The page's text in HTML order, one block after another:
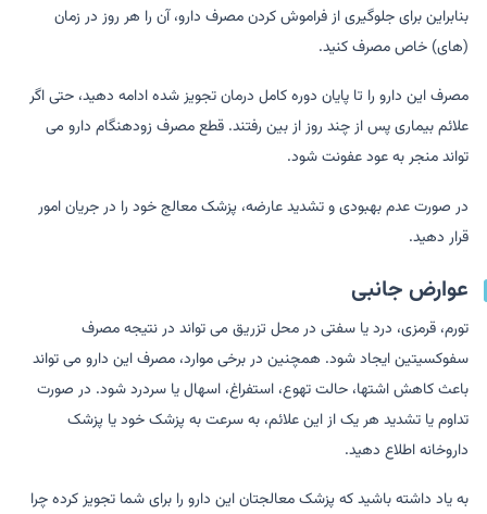
بنابراین برای جلوگیری از فراموش کردن مصرف دارو، آن را هر روز در زمان
(های) خاص مصرف کنید.
مصرف این دارو را تا پایان دوره کامل درمان تجویز شده ادامه دهید، حتی اگر
علائم بیماری پس از چند روز از بین رفتند. قطع مصرف زودهنگام دارو می
تواند منجر به عود عفونت شود.
در صورت عدم بهبودی و تشدید عارضه، پزشک معالج خود را در جریان امور
قرار دهید.
عوارض جانبی
تورم، قرمزی، درد یا سفتی در محل تزریق می تواند در نتیجه مصرف
سفوکسیتین ایجاد شود. همچنین در برخی موارد، مصرف این دارو می تواند
باعث کاهش اشتها، حالت تهوع، استفراغ، اسهال یا سردرد شود. در صورت
تداوم یا تشدید هر یک از این علائم، به سرعت به پزشک خود یا پزشک
داروخانه اطلاع دهید.
به یاد داشته باشید که پزشک معالجتان این دارو را برای شما تجویز کرده چرا